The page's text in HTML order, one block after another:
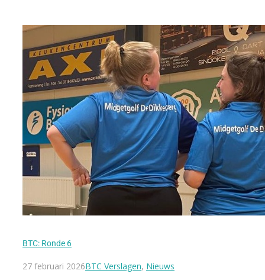
BTC: Ronde 6
27 februari 2026BTC Verslagen, Nieuws